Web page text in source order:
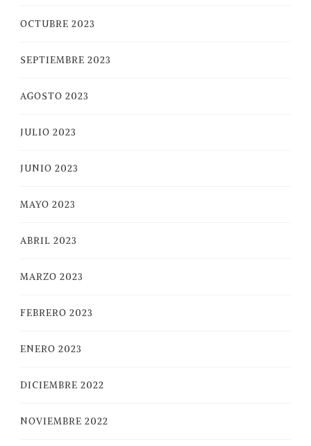
OCTUBRE 2023
SEPTIEMBRE 2023
AGOSTO 2023
JULIO 2023
JUNIO 2023
MAYO 2023
ABRIL 2023
MARZO 2023
FEBRERO 2023
ENERO 2023
DICIEMBRE 2022
NOVIEMBRE 2022